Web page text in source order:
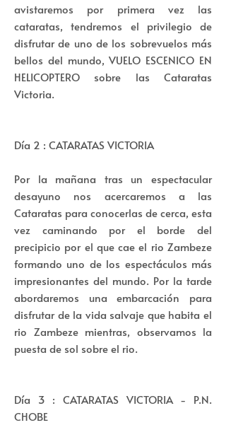
avistaremos por primera vez las
cataratas, tendremos el privilegio de
disfrutar de uno de los sobrevuelos más
bellos del mundo, VUELO ESCENICO EN
HELICOPTERO sobre las Cataratas
Victoria.
Día 2 : CATARATAS VICTORIA
Por la mañana tras un espectacular
desayuno nos acercaremos a las
Cataratas para conocerlas de cerca, esta
vez caminando por el borde del
precipicio por el que cae el rio Zambeze
formando uno de los espectáculos más
impresionantes del mundo. Por la tarde
abordaremos una embarcación para
disfrutar de la vida salvaje que habita el
rio Zambeze mientras, observamos la
puesta de sol sobre el rio.
Día 3 : CATARATAS VICTORIA - P.N.
CHOBE